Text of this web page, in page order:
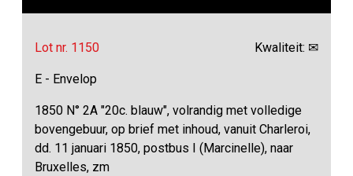
Lot nr. 1150 Kwaliteit: ✉
E - Envelop
1850 N° 2A "20c. blauw", volrandig met volledige
bovengebuur, op brief met inhoud, vanuit Charleroi,
dd. 11 januari 1850, postbus I (Marcinelle), naar
Bruxelles, zm